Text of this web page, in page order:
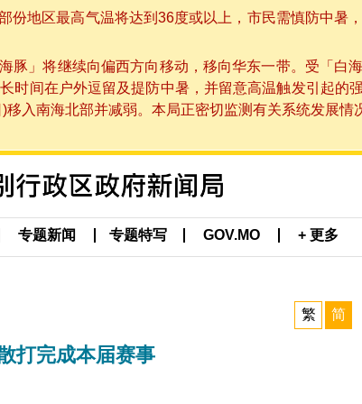
份地区最高气温将达到36度或以上，市民需慎防中暑
豚」将继续向偏西方向移动，移向华东一带。受「白
时间在户外逗留及提防中暑，并留意高温触发引起的
入南海北部并减弱。本局正密切监测有关系统发展
专题新闻 专题特写 GOV.MO + 更多
繁 简
打完成本届赛事